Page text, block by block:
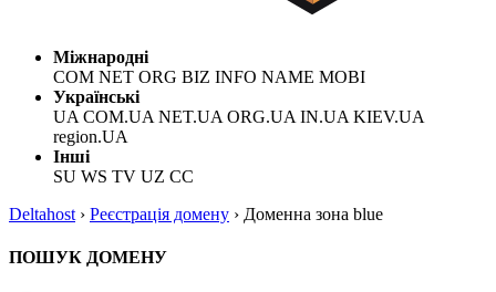
Міжнародні
COM NET ORG BIZ INFO NAME MOBI
Українські
UA COM.UA NET.UA ORG.UA IN.UA KIEV.UA
region.UA
Інші
SU WS TV UZ CC
Deltahost › Реєстрація домену › Доменна зона blue
ПОШУК ДОМЕНУ